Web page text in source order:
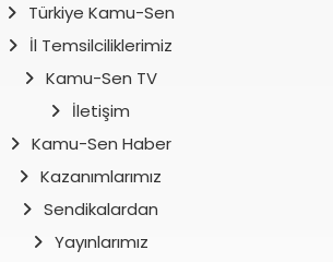
Türkiye Kamu-Sen
İl Temsilciliklerimiz
Kamu-Sen TV
İletişim
Kamu-Sen Haber
Kazanımlarımız
Sendikalardan
Yayınlarımız